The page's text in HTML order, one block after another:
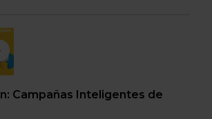
Campañas Inteligentes de